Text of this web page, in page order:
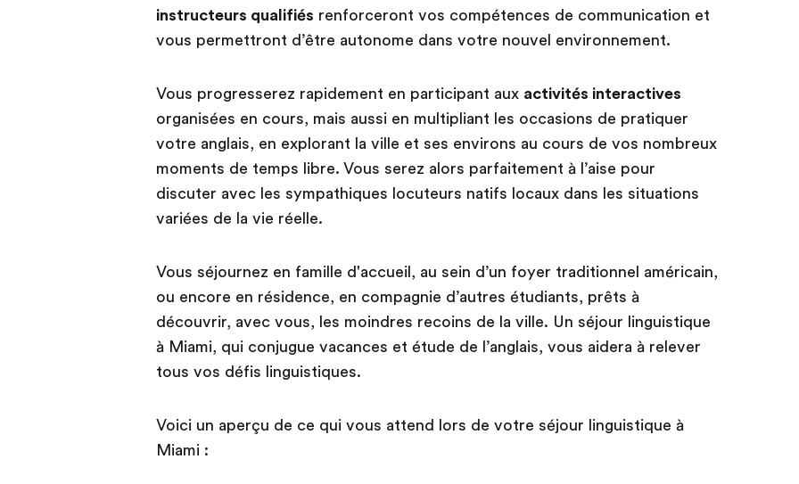
instructeurs qualifiés renforceront vos compétences de communication et
vous permettront d’être autonome dans votre nouvel environnement.
Vous progresserez rapidement en participant aux activités interactives
organisées en cours, mais aussi en multipliant les occasions de pratiquer
votre anglais, en explorant la ville et ses environs au cours de vos nombreux
moments de temps libre. Vous serez alors parfaitement à l’aise pour
discuter avec les sympathiques locuteurs natifs locaux dans les situations
variées de la vie réelle.
Vous séjournez en famille d'accueil, au sein d’un foyer traditionnel américain,
ou encore en résidence, en compagnie d’autres étudiants, prêts à
découvrir, avec vous, les moindres recoins de la ville. Un séjour linguistique
à Miami, qui conjugue vacances et étude de l’anglais, vous aidera à relever
tous vos défis linguistiques.
Voici un aperçu de ce qui vous attend lors de votre séjour linguistique à
Miami :